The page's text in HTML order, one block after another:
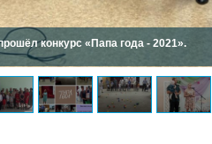
конкурс «Папа года - 2021».